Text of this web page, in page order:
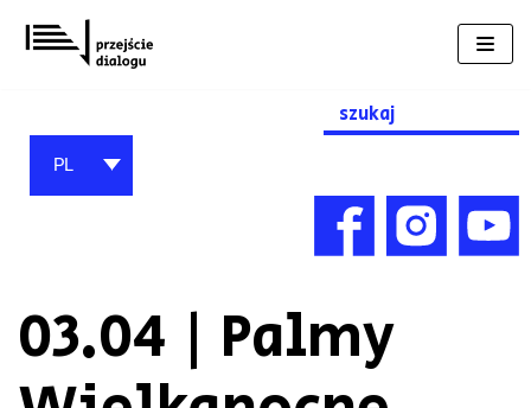
Przejdź
do
Search
for:
PL
03.04 | Palmy